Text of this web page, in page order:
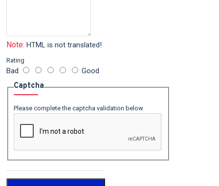
Note: HTML is not translated!
Rating
Bad Good
Captcha
Please complete the captcha validation below